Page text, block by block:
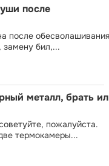
после
после
замену бил,...
металл, брать
пожалуйста.
термокамеры...